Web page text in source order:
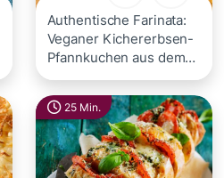
Authentische Farinata:
Veganer Kichererbsen-
Pfannkuchen aus dem
Ofen
25 Min.